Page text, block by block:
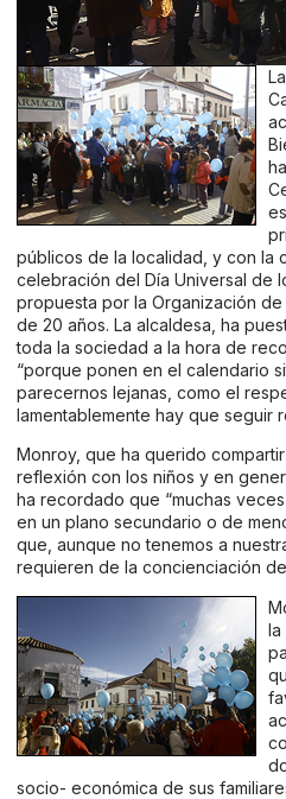
públicos de la localidad, y con la
celebración del Día Universal de
propuesta por la Organización de
de 20 años. La alcaldesa, ha
toda la sociedad a la hora de
“porque ponen en el calendario
parecernos lejanas, como el
lamentablemente hay que seguir
Monroy, que ha querido
reflexión con los niños y en
ha recordado que “muchas
en un plano secundario o de
que, aunque no tenemos a
requieren de la concienciación
la
socio- económica de sus